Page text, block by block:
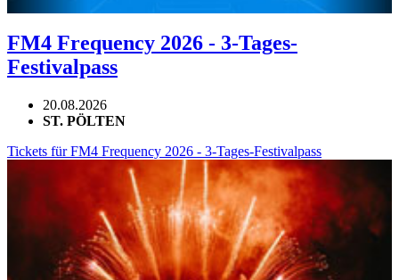
FM4 Frequency 2026 - 3-Tages-
Festivalpass
20.08.2026
ST. PÖLTEN
Tickets für FM4 Frequency 2026 - 3-Tages-Festivalpass